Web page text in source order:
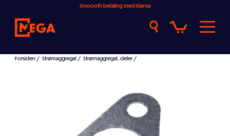
Smoooth betaling med Klarna
Forsiden / Strømaggregat / Strømaggregat, deler /